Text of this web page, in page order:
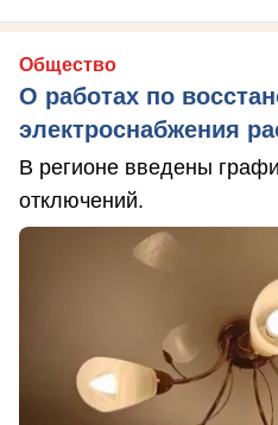
Общество
О работах по
электроснабжения
В регионе введены
отключений.